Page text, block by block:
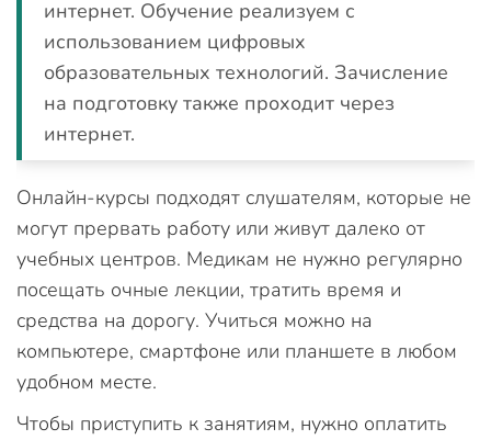
интернет. Обучение реализуем с
использованием цифровых
образовательных технологий. Зачисление
на подготовку также проходит через
интернет.
Онлайн-курсы подходят слушателям, которые не
могут прервать работу или живут далеко от
учебных центров. Медикам не нужно регулярно
посещать очные лекции, тратить время и
средства на дорогу. Учиться можно на
компьютере, смартфоне или планшете в любом
удобном месте.
Чтобы приступить к занятиям, нужно оплатить